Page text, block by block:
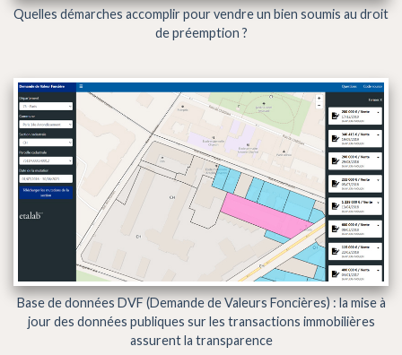
Quelles démarches accomplir pour vendre un bien soumis au droit
de préemption ?
Base de données DVF (Demande de Valeurs Foncières) : la mise à
jour des données publiques sur les transactions immobilières
assurent la transparence